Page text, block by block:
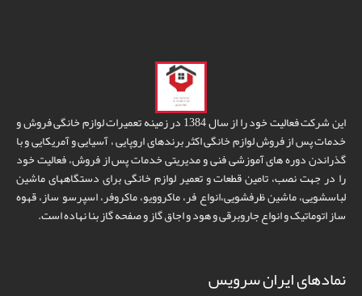
این شرکت فعالیت خود را از سال 1384 در زمینه تعمیرات لوازم خانگی فروش و
خدمات پس از فروش لوازم خانگی اکثر برندهای اروپایی ، آسیایی و آمریکایی و با
گذراندن دوره های آموزشی فنی و مدیریتی خدمات پس از فروش، فعالیت خود
را در جهت نصب، تامین قطعات و تعمیر لوازم خانگی برای دستگاههای ماشین
لباسشویی، ماشین ظرفشویی،انواع فر، ماکروویو، ماکروفر، اسپرسو ساز، قهوه
ساز اتوماتیک و انواع جاروبرقی و هود و اجاق گاز و صفحه گاز بنا نهاده است.
نمادهای ایران سرویس